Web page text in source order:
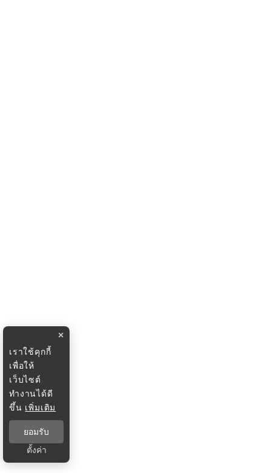
×
เราใช้คุกกี้
เพื่อให้
เว็บไซต์
ทำงานได้ดี
ขึ้น เพิ่มเติม
ยอมรับ
ตั้งค่า